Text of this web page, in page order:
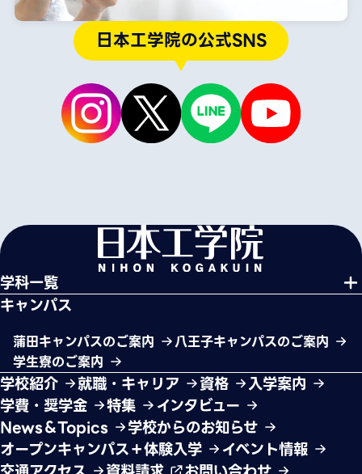
日本工学院の公式SNS
学科一覧
キャンパス
蒲田キャンパスのご案内
八王子キャンパスのご案内
学生寮のご案内
学校紹介 就職・キャリア 資格
入学案内
学費・奨学金
特集
インタビュー
News＆Topics
学校からのお知らせ
オープンキャンパス＋体験入学
イベント情報